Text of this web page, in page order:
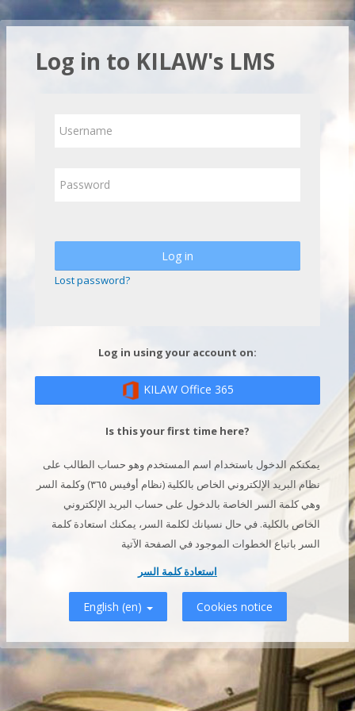
Skip to main content
Log in to KILAW's LMS
Log in
Lost password?
Log in using your account on:
KILAW Office 365
Is this your first time here?
يمكنكم الدخول باستخدام اسم المستخدم وهو حساب الطالب على
نظام البريد الإلكتروني الخاص بالكلية (نظام أوفيس ٣٦٥) وكلمة السر
وهي كلمة السر الخاصة بالدخول على حساب البريد الإلكتروني
الخاص بالكلية. في حال نسيانك لكلمة السر، يمكنك استعادة كلمة
السر باتباع الخطوات الموجود في الصفحة الآتية
استعادة كلمة السر
English ‎(en)‎ Cookies notice